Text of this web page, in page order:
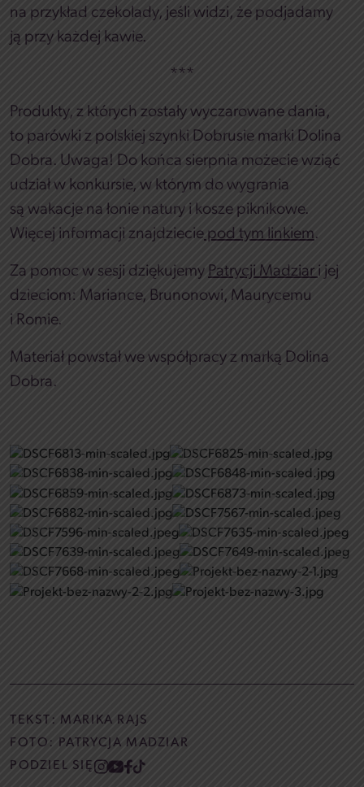
na przykład czekolady, jeśli widzi, że podjadamy
ją przy każdej kawie.
***
Produkty, z których zostały wyczarowane dania,
to parówki z polskiej szynki Dobrusie marki Dolina
Dobra. Uwaga! Do końca sierpnia możecie wziąć
udział w konkursie, w którym do wygrania
są wakacje na łonie natury i kosze piknikowe.
Więcej informacji znajdziecie pod tym linkiem.
Za pomoc w sesji dziękujemy Patrycji Madziar i jej
dzieciom: Mariance, Brunonowi, Maurycemu
i Romie.
Materiał powstał we współpracy z marką Dolina
Dobra.
TEKST: MARIKA RAJS
FOTO: PATRYCJA MADZIAR
PODZIEL SIĘ